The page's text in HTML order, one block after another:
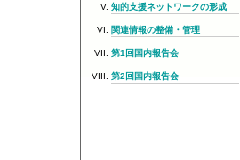
知的支援ネットワークの形成
関連情報の整備・管理
第1回国内報告会
第2回国内報告会